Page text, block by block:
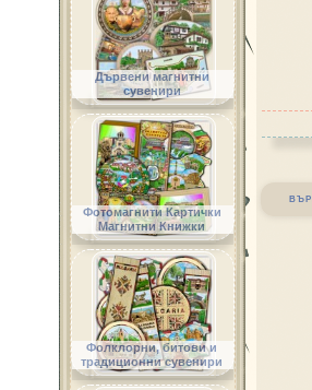
Дървени магнитни
сувенири
Фотомагнити Картички
Магнитни Книжки
Фолклорни, битови и
традиционни сувенири